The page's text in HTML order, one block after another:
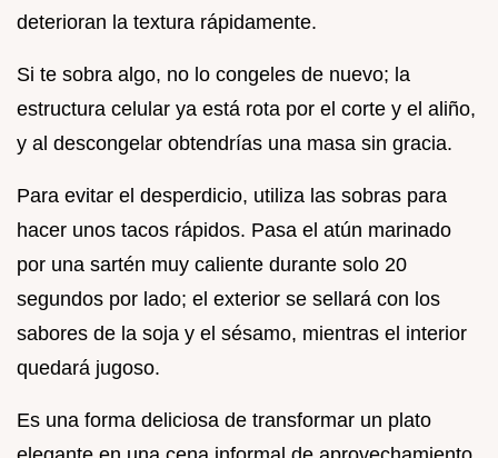
deterioran la textura rápidamente.
Si te sobra algo, no lo congeles de nuevo; la
estructura celular ya está rota por el corte y el aliño,
y al descongelar obtendrías una masa sin gracia.
Para evitar el desperdicio, utiliza las sobras para
hacer unos tacos rápidos. Pasa el atún marinado
por una sartén muy caliente durante solo 20
segundos por lado; el exterior se sellará con los
sabores de la soja y el sésamo, mientras el interior
quedará jugoso.
Es una forma deliciosa de transformar un plato